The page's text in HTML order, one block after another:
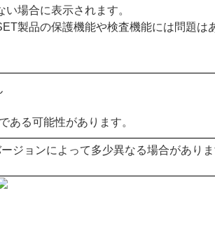
場合に表示されます。
製品の保護機能や検査機能には問題は
ある可能性があります。
ジョンによって多少異なる場合がありま